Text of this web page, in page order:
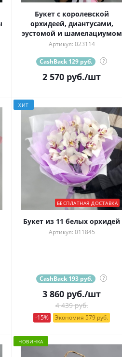
Букет с королевской
орхидеей, диантусами,
эустомой и шамелациумом
Артикул: 023114
CashBack 129 руб. ?
2 570 руб./шт
ХИТ
БЕСПЛАТНАЯ ДОСТАВКА
Букет из 11 белых орхидей
Артикул: 011845
CashBack 193 руб. ?
3 860 руб./шт
4 439 руб.
-15% Экономия 579 руб.
НОВИНКА